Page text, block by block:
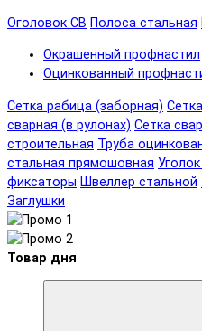
Оголовок СВ Полоса стальная
Окрашенный профнастил
Оцинкованный
Сетка рабица (заборная)
сварная (в рулонах) Сетка
строительная Труба
стальная прямошовная
фиксаторы Швеллер стальной
Заглушки
Товар дня